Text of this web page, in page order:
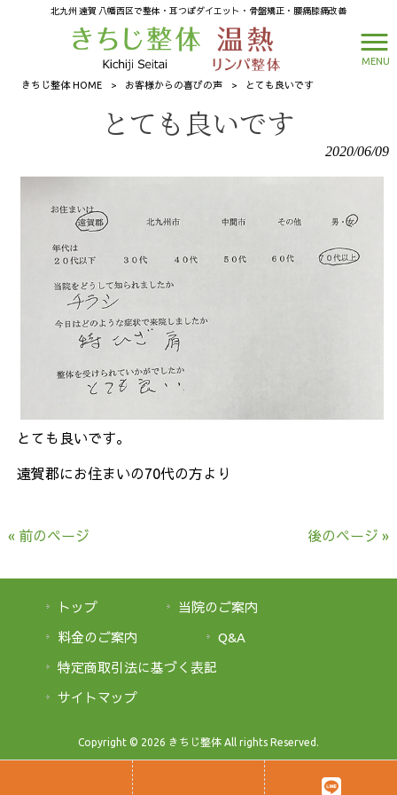
北九州 遠賀 八幡西区で整体・耳つぼダイエット・骨盤矯正・腰痛膝痛改善
MENU
きちじ整体 HOME > お客様からの喜びの声 > とても良いです
とても良いです
2020/06/09
とても良いです。
遠賀郡にお住まいの70代の方より
« 前のページ 後のページ »
トップ
当院のご案内
料金のご案内
Q&A
特定商取引法に基づく表記
サイトマップ
Copyright © 2026 きちじ整体 All rights Reserved.